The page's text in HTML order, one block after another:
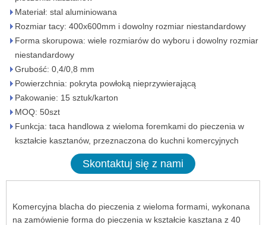
Materiał: stal aluminiowana
Rozmiar tacy: 400x600mm i dowolny rozmiar niestandardowy
Forma skorupowa: wiele rozmiarów do wyboru i dowolny rozmiar
niestandardowy
Grubość: 0,4/0,8 mm
Powierzchnia: pokryta powłoką nieprzywierającą
Pakowanie: 15 sztuk/karton
MOQ: 50szt
Funkcja: taca handlowa z wieloma foremkami do pieczenia w
kształcie kasztanów, przeznaczona do kuchni komercyjnych
Skontaktuj się z nami
Komercyjna blacha do pieczenia z wieloma formami, wykonana
na zamówienie forma do pieczenia w kształcie kasztana z 40